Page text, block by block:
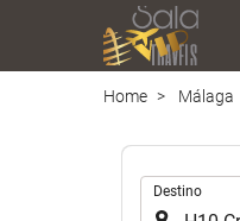
Home Málaga
Destino